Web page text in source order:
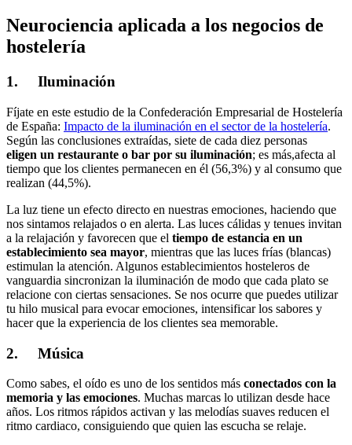
Neurociencia aplicada a los negocios de
hostelería
1. Iluminación
Fíjate en este estudio de la Confederación Empresarial de Hostelería
de España: Impacto de la iluminación en el sector de la hostelería.
Según las conclusiones extraídas, siete de cada diez personas
eligen un restaurante o bar por su iluminación; es más,afecta al
tiempo que los clientes permanecen en él (56,3%) y al consumo que
realizan (44,5%).
La luz tiene un efecto directo en nuestras emociones, haciendo que
nos sintamos relajados o en alerta. Las luces cálidas y tenues invitan
a la relajación y favorecen que el tiempo de estancia en un
establecimiento sea mayor, mientras que las luces frías (blancas)
estimulan la atención. Algunos establecimientos hosteleros de
vanguardia sincronizan la iluminación de modo que cada plato se
relacione con ciertas sensaciones. Se nos ocurre que puedes utilizar
tu hilo musical para evocar emociones, intensificar los sabores y
hacer que la experiencia de los clientes sea memorable.
2. Música
Como sabes, el oído es uno de los sentidos más conectados con la
memoria y las emociones. Muchas marcas lo utilizan desde hace
años. Los ritmos rápidos activan y las melodías suaves reducen el
ritmo cardiaco, consiguiendo que quien las escucha se relaje.